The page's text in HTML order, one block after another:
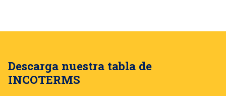
Descarga nuestra tabla de
INCOTERMS